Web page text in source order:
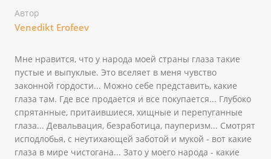
Автор
Venedikt Erofeev
Мне нравится, что у народа моей страны глаза такие
пустые и выпуклые. Это вселяет в меня чувство
законной гордости... Можно себе представить, какие
глаза там. Где все продается и все покупается... Глубоко
спрятанные, притаившиеся, хищные и перепуганные
глаза... Девальвация, безработица, пауперизм... Смотрят
исподлобья, с неутихающей заботой и мукой - вот какие
глаза в мире чистогана... Зато у моего народа - какие